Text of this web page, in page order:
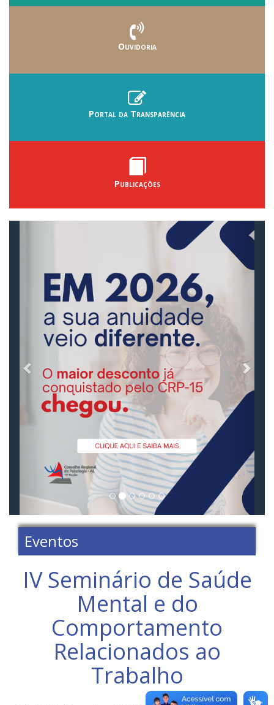
Ouvidoria
Portal da Transparência
Publicações
Eventos
IV Seminário de Saúde
Mental e do
Comportamento
Relacionados ao
Trabalho